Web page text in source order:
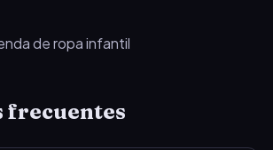
de ropa infantil
frecuentes